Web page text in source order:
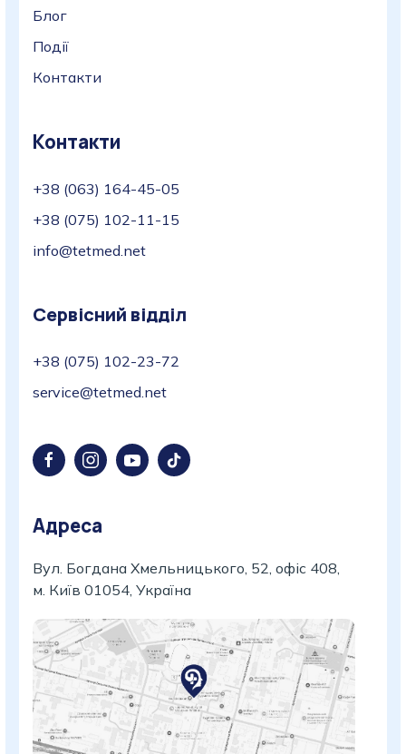
Блог
Події
Контакти
Контакти
+38 (063) 164-45-05
+38 (075) 102-11-15
info@tetmed.net
Сервісний відділ
+38 (075) 102-23-72
service@tetmed.net
Адреса
Вул. Богдана Хмельницького, 52, офіс 408,
м. Київ 01054, Україна